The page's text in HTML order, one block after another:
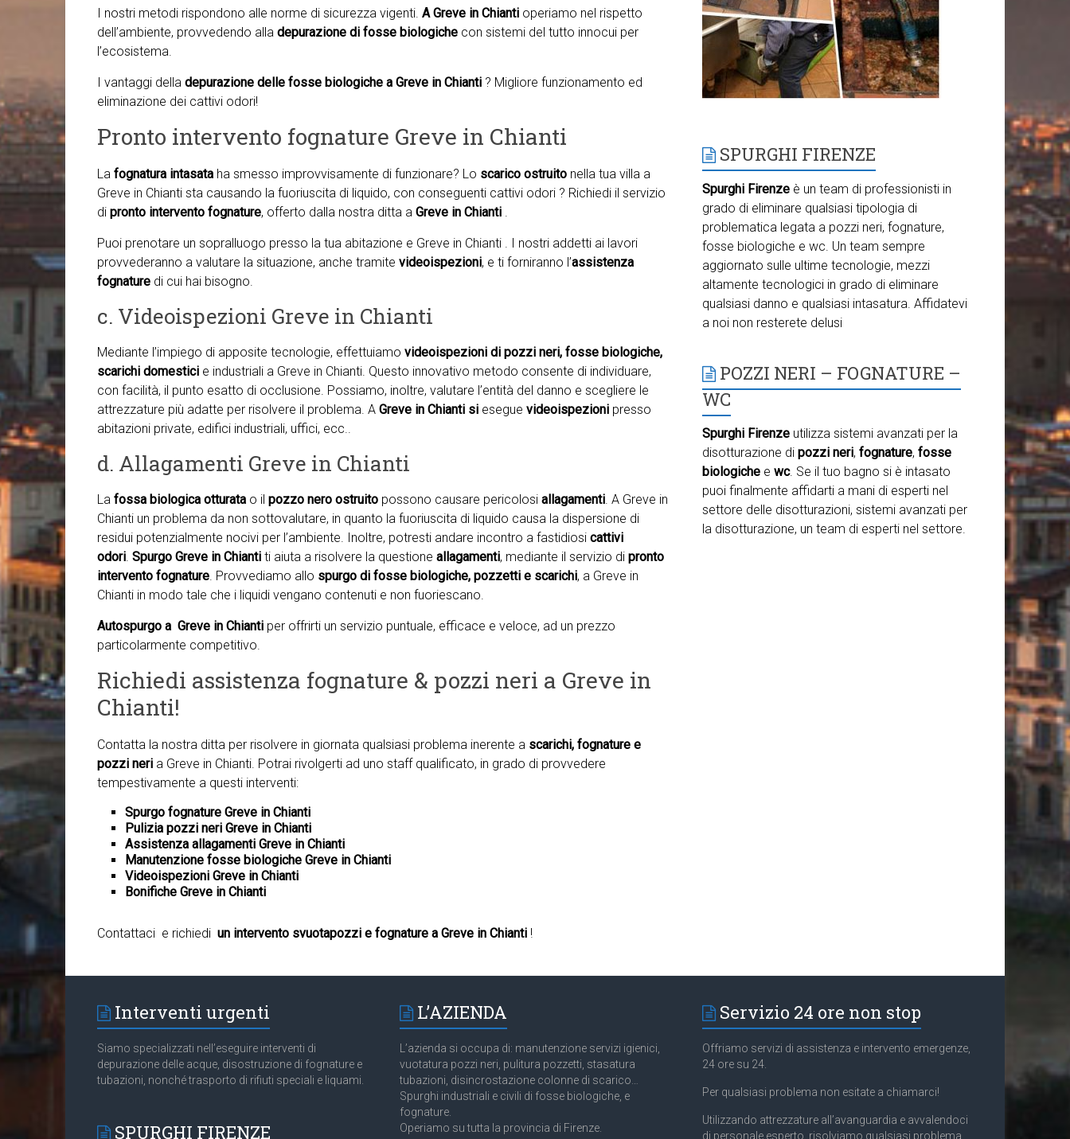
I nostri metodi rispondono alle norme di sicurezza vigenti. A Greve in Chianti operiamo nel rispetto
dell’ambiente, provvedendo alla depurazione di fosse biologiche con sistemi del tutto innocui per
l’ecosistema.
I vantaggi della depurazione delle fosse biologiche a Greve in Chianti ? Migliore funzionamento ed
eliminazione dei cattivi odori!
Pronto intervento fognature Greve in Chianti
La fognatura intasata ha smesso improvvisamente di funzionare? Lo scarico ostruito nella tua villa a
Greve in Chianti sta causando la fuoriuscita di liquido, con conseguenti cattivi odori ? Richiedi il servizio
di pronto intervento fognature, offerto dalla nostra ditta a Greve in Chianti .
Puoi prenotare un sopralluogo presso la tua abitazione e Greve in Chianti . I nostri addetti ai lavori
provvederanno a valutare la situazione, anche tramite videoispezioni, e ti forniranno l’assistenza
fognature di cui hai bisogno.
c. Videoispezioni Greve in Chianti
Mediante l’impiego di apposite tecnologie, effettuiamo videoispezioni di pozzi neri, fosse biologiche,
scarichi domestici e industriali a Greve in Chianti. Questo innovativo metodo consente di individuare,
con facilità, il punto esatto di occlusione. Possiamo, inoltre, valutare l’entità del danno e scegliere le
attrezzature più adatte per risolvere il problema. A Greve in Chianti si esegue videoispezioni presso
abitazioni private, edifici industriali, uffici, ecc..
d. Allagamenti Greve in Chianti
La fossa biologica otturata o il pozzo nero ostruito possono causare pericolosi allagamenti. A Greve in
Chianti un problema da non sottovalutare, in quanto la fuoriuscita di liquido causa la dispersione di
residui potenzialmente nocivi per l’ambiente. Inoltre, potresti andare incontro a fastidiosi cattivi
odori. Spurgo Greve in Chianti ti aiuta a risolvere la questione allagamenti, mediante il servizio di pronto
intervento fognature. Provvediamo allo spurgo di fosse biologiche, pozzetti e scarichi, a Greve in
Chianti in modo tale che i liquidi vengano contenuti e non fuoriescano.
Autospurgo a Greve in Chianti per offrirti un servizio puntuale, efficace e veloce, ad un prezzo
particolarmente competitivo.
Richiedi assistenza fognature & pozzi neri a Greve in
Chianti!
Contatta la nostra ditta per risolvere in giornata qualsiasi problema inerente a scarichi, fognature e
pozzi neri a Greve in Chianti. Potrai rivolgerti ad uno staff qualificato, in grado di provvedere
tempestivamente a questi interventi:
Spurgo fognature Greve in Chianti
Pulizia pozzi neri Greve in Chianti
Assistenza allagamenti Greve in Chianti
Manutenzione fosse biologiche Greve in Chianti
Videoispezioni Greve in Chianti
Bonifiche Greve in Chianti
Contattaci e richiedi un intervento svuotapozzi e fognature a Greve in Chianti !
SPURGHI FIRENZE
Spurghi Firenze è un team di professionisti in
grado di eliminare qualsiasi tipologia di
problematica legata a pozzi neri, fognature,
fosse biologiche e wc. Un team sempre
aggiornato sulle ultime tecnologie, mezzi
altamente tecnologici in grado di eliminare
qualsiasi danno e qualsiasi intasatura. Affidatevi
a noi non resterete delusi
POZZI NERI – FOGNATURE –
WC
Spurghi Firenze utilizza sistemi avanzati per la
disotturazione dipozzi neri,fognature,fosse
biologiche ewc. Se il tuo bagno si è intasato
puoi finalmente affidarti a mani di esperti nel
settore delle disotturazioni, sistemi avanzati per
la disotturazione, un team di esperti nel settore.
Interventi urgenti
Siamo specializzati nell’eseguire interventi di
depurazione delle acque, disostruzione di fognature e
tubazioni, nonché trasporto di rifiuti speciali e liquami.
SPURGHI FIRENZE
L’AZIENDA
L’azienda si occupa di: manutenzione servizi igienici,
vuotatura pozzi neri, pulitura pozzetti, stasatura
tubazioni, disincrostazione colonne di scarico…
Spurghi industriali e civili di fosse biologiche, e
fognature.
Operiamo su tutta la provincia di Firenze.
Servizio 24 ore non stop
Offriamo servizi di assistenza e intervento emergenze,
24 ore su 24.
Per qualsiasi problema non esitate a chiamarci!
Utilizzando attrezzature all’avanguardia e avvalendoci
di personale esperto, risolviamo qualsiasi problema.